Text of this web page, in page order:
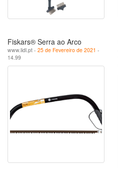
Fiskars® Serra ao Arco
www.lidl.pt - 25 de Fevereiro de 2021 -
14.99